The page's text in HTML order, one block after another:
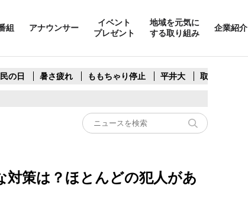
組 アナウンサー
イベント
プレゼント
地域を元気に
する取り組み
企業紹介
の日 暑さ疲れ ももちゃり停止 平井大 取水制限
対策は？ほとんどの犯人があ